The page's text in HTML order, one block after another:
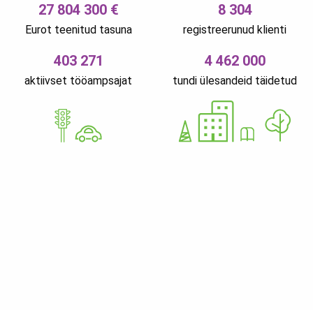
27 804 300 €
Eurot teenitud tasuna
8 304
registreerunud klienti
403 271
aktiivset tööampsajat
4 462 000
tundi ülesandeid täidetud